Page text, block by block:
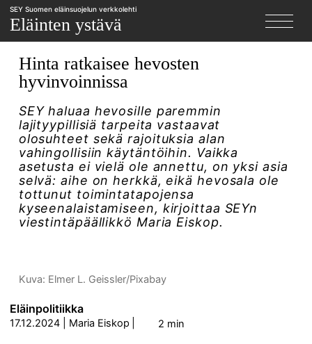
SEY Suomen eläinsuojelun verkkolehti
Eläinten ystävä
Hinta ratkaisee hevosten
hyvinvoinnissa
SEY haluaa hevosille paremmin
lajityypillisiä tarpeita vastaavat
olosuhteet sekä rajoituksia alan
vahingollisiin käytäntöihin. Vaikka
asetusta ei vielä ole annettu, on yksi asia
selvä: aihe on herkkä, eikä hevosala ole
tottunut toimintatapojensa
kyseenalaistamiseen, kirjoittaa SEYn
viestintäpäällikkö Maria Eiskop.
Kuva: Elmer L. Geissler/Pixabay
Eläinpolitiikka
17.12.2024 Maria Eiskop 2 min